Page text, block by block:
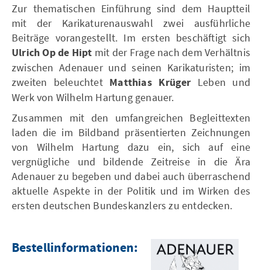
Zur thematischen Einführung sind dem Hauptteil
mit der Karikaturenauswahl zwei ausführliche
Beiträge vorangestellt. Im ersten beschäftigt sich
Ulrich Op de Hipt mit der Frage nach dem Verhältnis
zwischen Adenauer und seinen Karikaturisten; im
zweiten beleuchtet Matthias Krüger Leben und
Werk von Wilhelm Hartung genauer.
Zusammen mit den umfangreichen Begleittexten
laden die im Bildband präsentierten Zeichnungen
von Wilhelm Hartung dazu ein, sich auf eine
vergnügliche und bildende Zeitreise in die Ära
Adenauer zu begeben und dabei auch überraschend
aktuelle Aspekte in der Politik und im Wirken des
ersten deutschen Bundeskanzlers zu entdecken.
Bestellinformationen: